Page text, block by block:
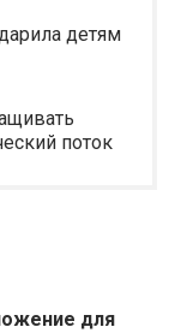
детям
поток
для